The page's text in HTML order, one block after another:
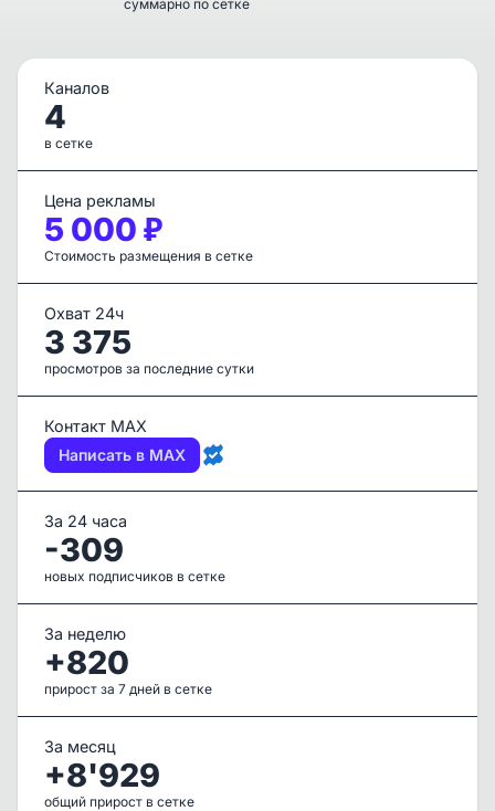
суммарно по сетке
Каналов
4
в сетке
Цена рекламы
5 000 ₽
Стоимость размещения в сетке
Охват 24ч
3 375
просмотров за последние сутки
Контакт MAX
Написать в MAX
За 24 часа
-309
новых подписчиков в сетке
За неделю
+820
прирост за 7 дней в сетке
За месяц
+8'929
общий прирост в сетке